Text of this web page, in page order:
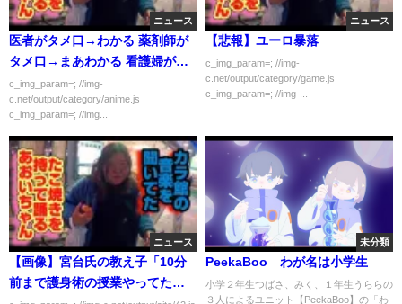
ニュース
医者がタメ口→わかる 薬剤師が
タメ口→まあわかる 看護婦が←
これ
c_img_param=; //img-
c.net/output/category/anime.js
c_img_param=; //img...
ニュース
【悲報】ユーロ暴落
c_img_param=; //img-
c.net/output/category/game.js
c_img_param=; //img-...
ニュース
【画像】宮台氏の教え子「10分
前まで護身術の授業やってたの
未分類
PeekaBoo わが名は小学生
小学２年生つばさ、みく、１年生うららの
３人によるユニット【PeekaBoo】の「わ